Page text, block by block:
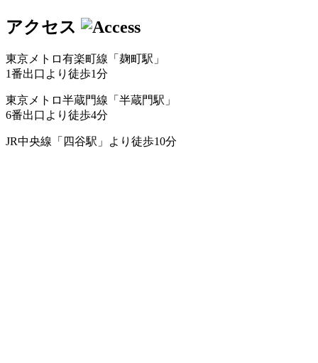
アクセス
東京メトロ有楽町線「麹町駅」
1番出口より徒歩1分
東京メトロ半蔵門線「半蔵門駅」
6番出口より徒歩4分
JR中央線「四谷駅」より徒歩10分